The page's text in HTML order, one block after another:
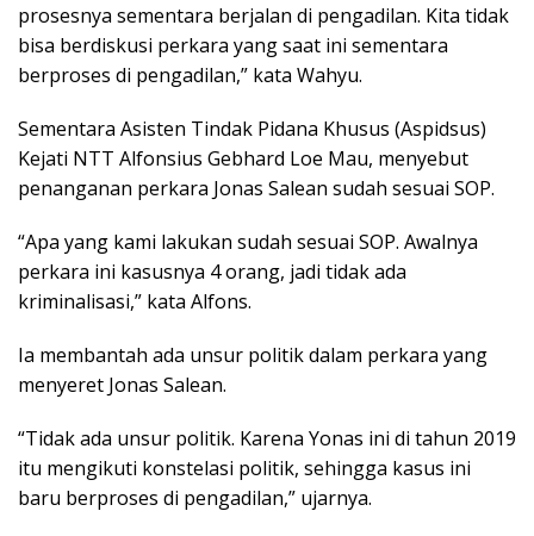
prosesnya sementara berjalan di pengadilan. Kita tidak
bisa berdiskusi perkara yang saat ini sementara
berproses di pengadilan,” kata Wahyu.
Sementara Asisten Tindak Pidana Khusus (Aspidsus)
Kejati NTT Alfonsius Gebhard Loe Mau, menyebut
penanganan perkara Jonas Salean sudah sesuai SOP.
“Apa yang kami lakukan sudah sesuai SOP. Awalnya
perkara ini kasusnya 4 orang, jadi tidak ada
kriminalisasi,” kata Alfons.
Ia membantah ada unsur politik dalam perkara yang
menyeret Jonas Salean.
“Tidak ada unsur politik. Karena Yonas ini di tahun 2019
itu mengikuti konstelasi politik, sehingga kasus ini
baru berproses di pengadilan,” ujarnya.